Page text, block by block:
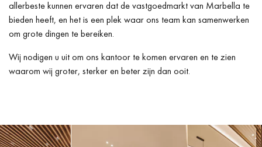
allerbeste kunnen ervaren dat de vastgoedmarkt van Marbella te
bieden heeft, en het is een plek waar ons team kan samenwerken
om grote dingen te bereiken.
Wij nodigen u uit om ons kantoor te komen ervaren en te zien
waarom wij groter, sterker en beter zijn dan ooit.